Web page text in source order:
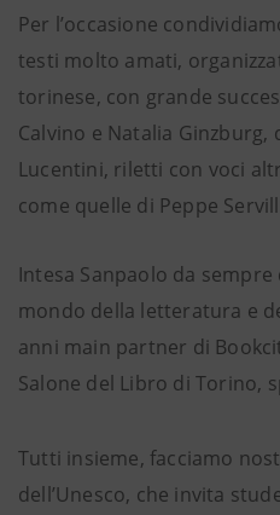
Per l’occasione
testi molto amati,
torinese, con grande
Calvino e Natalia Ginzburg,
Lucentini, riletti con voci
come quelle di Peppe
Intesa Sanpaolo da
mondo della letteratura e
anni main partner di
Salone del Libro di Torino,
Tutti insieme, facciamo
dell’Unesco, che invita